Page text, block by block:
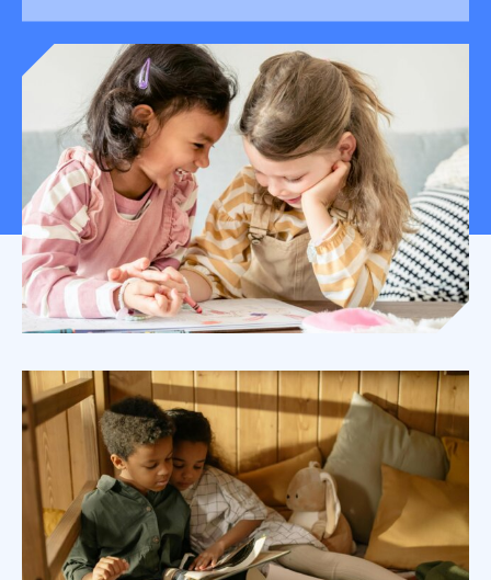
Mon espace donateur